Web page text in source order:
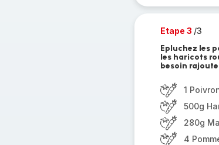
Etape 3 /3
Epluchez les
les haricots
besoin
1
500g
280g
4